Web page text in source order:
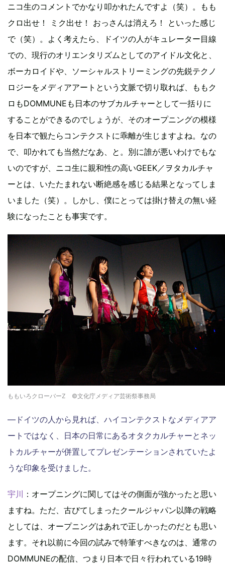
ニコ生のコメントでかなり叩かれたんですよ（笑）。もも
クロ出せ！ ミク出せ！ おっさんは消えろ！ といった感じ
で（笑）。よく考えたら、ドイツの人がキュレーター目線
での、現行のオリエンタリズムとしてのアイドル文化と、
ボーカロイドや、ソーシャルストリーミングの先鋭テクノ
ロジーをメディアアートという文脈で切り取れば、ももク
ロもDOMMUNEも日本のサブカルチャーとして一括りに
することができるのでしょうが、そのオープニングの模様
を日本で観たらコンテクストに乖離が生じますよね。なの
で、叩かれても当然だなあ、と。別に誰が悪いわけでもな
いのですが、ニコ生に親和性の高いGEEK／ヲタカルチャ
ーとは、いたたまれない断絶感を感じる結果となってしま
いました（笑）。しかし、僕にとっては掛け替えの無い経
験になったことも事実です。
ももいろクローバーZ ©文化庁メディア芸術祭事務局
―ドイツの人から見れば、ハイコンテクストなメディアア
ートではなく、日本の日常にあるオタクカルチャーとネッ
トカルチャーが併置してプレゼンテーションされていたよ
うな印象を受けました。
宇川 ：オープニングに関してはその側面が強かったと思い
ますね。ただ、古びてしまったクールジャパン以降の戦略
としては、オープニングはあれで正しかったのだとも思い
ます。それ以前に今回の試みで特筆すべきなのは、通常の
DOMMUNEの配信、つまり日本で日々行われている19時